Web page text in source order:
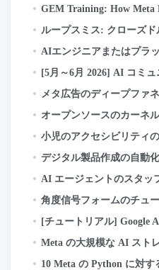
GEM Training: How Meta Doubled the Efficiency of
ループスミス: クローズドループ AI エンジニアリング — 自己修正パイ
AIエンジニアまたはプラットフォームエンジニア? この紛らわしい新しい役職問題を
[5月～6月 2026] AI コミュニティ — 活動の
メタ広告のディープファネル最適化のための階層
オープンソースのカーネル スケジューラを使用したメタ
小児のアクセシビリティの拡大: Eye Aim Arena が Google WebAI エコシス
デジタル製品作成の自動化: …を使って数分で 55 の迷路のキッズ アクティビ
AI エージェントのスタッフとともに Angular v22 ブックのアップデートを
角度信号フォームのチュート
[チュートリアル] Google ADK を使用したマルチエージェント
Meta の大規模な AI ストレージ ブ
10 Meta の Python に対する長年